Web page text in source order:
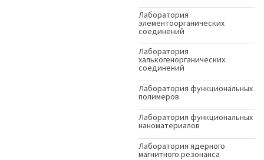
Лаборатория
элементоорганических
соединений
Лаборатория
халькогенорганических
соединений
Лаборатория функциональных
полимеров
Лаборатория функциональных
наноматериалов
Лаборатория ядерного
магнитного резонанса